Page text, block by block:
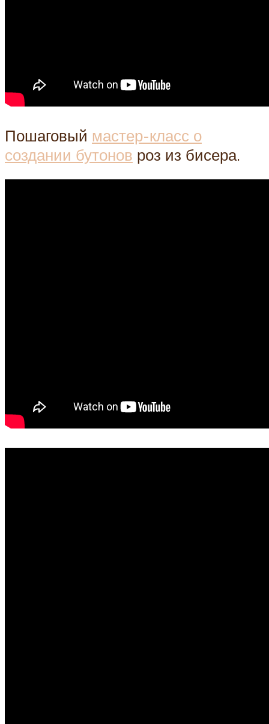
Пошаговый мастер-класс о
создании бутонов роз из бисера.